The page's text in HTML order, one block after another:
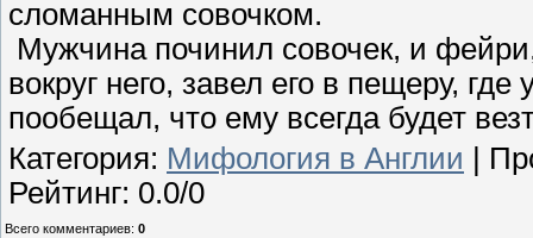
сломанным совочком.
Мужчина починил совочек, и
вокруг него, завел его в пещеру,
пообещал, что ему всегда будет
Категория: Мифология в Англии
Рейтинг: 0.0/0
Всего комментариев: 0